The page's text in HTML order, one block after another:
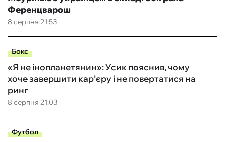
8 серпня 21:53
Ференцварош
Бокс
8 серпня 21:03
«Я не інопланетянин»: Усик пояснив, чому
хоче завершити кар’єру і не повертатися на
ринг
Футбол